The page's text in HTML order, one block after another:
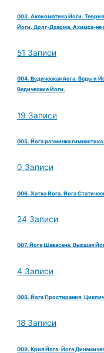
003. Аксиоматика Йоги.
Йоги. Долг-Дхарма. Ахимса-не
51 Записи
004. Ведическая йога. Веды и
Ведические Йоги.
19 Записи
005. Йога разминка гимнастика.
0 Записи
006. Хатха Йога. Йога
24 Записи
007. Йога Шавасана. Высшая
4 Записи
008. Йога Простирания.
18 Записи
009. Крия Йога. Йога